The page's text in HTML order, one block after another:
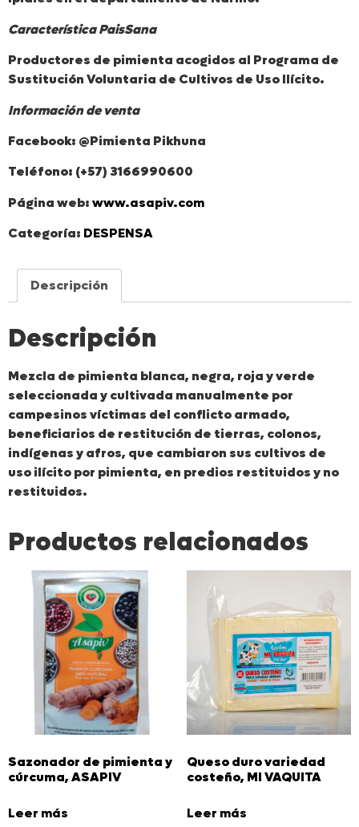
Característica PaisSana
Productores de pimienta acogidos al Programa de
Sustitución Voluntaria de Cultivos de Uso Ilícito.
Información de venta
Facebook: @Pimienta Pikhuna
Teléfono: (+57) 3166990600
Página web:www.asapiv.com
Categoría: DESPENSA
Descripción
Descripción
Mezcla de pimienta blanca, negra, roja y verde
seleccionada y cultivada manualmente por
campesinos víctimas del conflicto armado,
beneficiarios de restitución de tierras, colonos,
indígenas y afros, que cambiaron sus cultivos de
uso ilícito por pimienta, en predios restituidos y no
restituidos.
Productos relacionados
Sazonador de pimienta y
cúrcuma, ASAPIV
Leer más
Queso duro variedad
costeño, MI VAQUITA
Leer más